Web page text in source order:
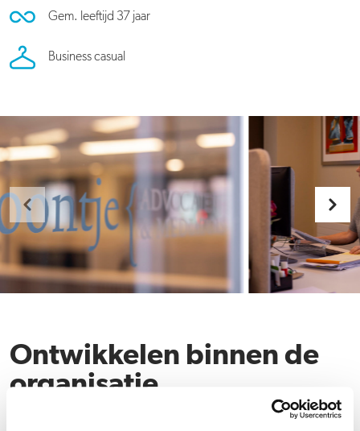
Gem. leeftijd 37 jaar
Business casual
Ontwikkelen binnen de
organisatie